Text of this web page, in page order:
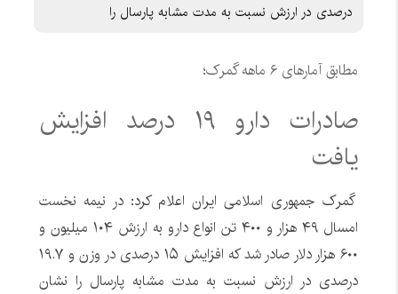
درصدی در ارزش نسبت به مدت مشابه پارسال را
مطابق آمارهای ۶ ماهه گمرک؛
صادرات دارو ۱۹ درصد افزایش
یافت
گمرک جمهوری اسلامی ایران اعلام کرد: در نیمه نخست
امسال ۴۹ هزار و ۴۰۰ تن انواع دارو به ارزش ۱۰۴ میلیون و
۶۰۰ هزار دلار صادر شد که افزایش ۱۵ درصدی در وزن و ۱۹.۷
درصدی در ارزش نسبت به مدت مشابه پارسال را نشان